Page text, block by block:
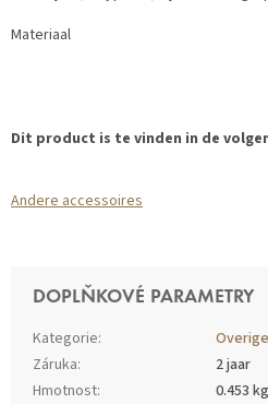
Materiaal
Dit product is te vinden in de
Andere accessoires
DOPLŇKOVÉ PARAMETRY
Kategorie:
Záruka:
2 jaar
Hmotnost:
0.453 kg